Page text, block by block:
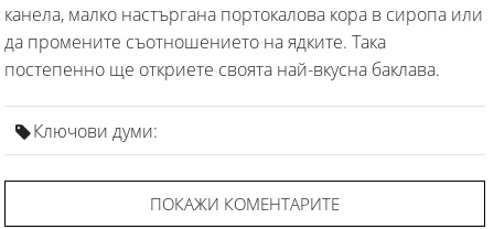
канела, малко настъргана портокалова кора в сиропа или
да промените съотношението на ядките. Така
постепенно ще откриете своята най-вкусна баклава.
Ключови думи:
ПОКАЖИ КОМЕНТАРИТЕ